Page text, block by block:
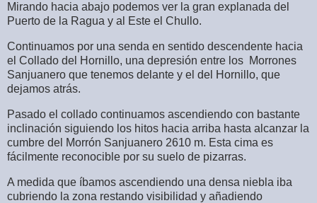
Mirando hacia abajo podemos ver la gran explanada del
Puerto de la Ragua y al Este el Chullo.
Continuamos por una senda en sentido descendente hacia
el Collado del Hornillo, una depresión entre los Morrones
Sanjuanero que tenemos delante y el del Hornillo, que
dejamos atrás.
Pasado el collado continuamos ascendiendo con bastante
inclinación siguiendo los hitos hacia arriba hasta alcanzar la
cumbre del Morrón Sanjuanero 2610 m. Esta cima es
fácilmente reconocible por su suelo de pizarras.
A medida que íbamos ascendiendo una densa niebla iba
cubriendo la zona restando visibilidad y añadiendo